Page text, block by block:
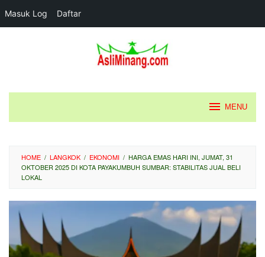
Masuk Log Daftar
MENU
HOME / LANGKOK / EKONOMI / HARGA EMAS HARI INI, JUMAT, 31
OKTOBER 2025 DI KOTA PAYAKUMBUH SUMBAR: STABILITAS JUAL BELI
LOKAL